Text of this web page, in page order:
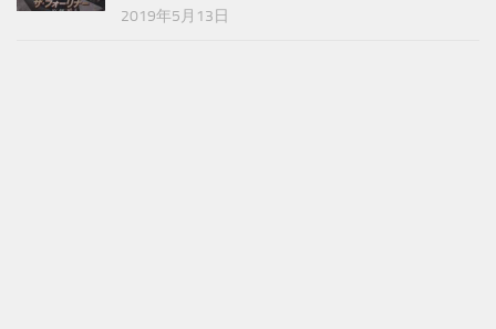
2019年5月13日